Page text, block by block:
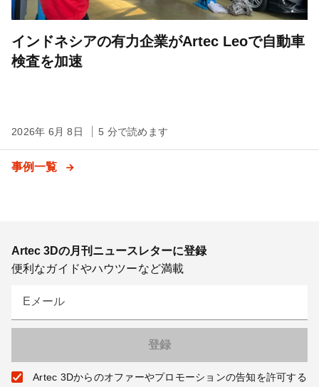
インドネシアの有力企業がArtec Leoで自動車
検査を加速
2026年 6月 8日 5 分で読めます
事例一覧
Artec 3Dの月刊ニュースレターに登録
便利なガイドやハウツーなど満載
Eメール
Artec 3Dからのオファーやプロモーションの告知を許可する